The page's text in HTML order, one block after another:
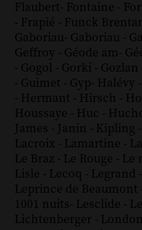
Flaubert- Fontaine -
- Frapié - Funck
Gaboriau- Gaboriau -
Geffroy - Géode am-
- Gogol - Gorki - Gozlan
- Guimet - Gyp- Halévy -
- Hermant - Hirsch -
Houssaye - Huc -
James - Janin - Kipling -
Lacroix - Lamartine -
Le Braz - Le Rouge - Le
Lisle - Lecoq - Legrand -
Leprince de Beaumont
1001 nuits- Lesclide -
Lichtenberger - London